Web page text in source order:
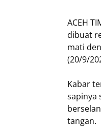
ACEH
dibuat
mati
(20/9/
Kabar
sapinya
tangan.